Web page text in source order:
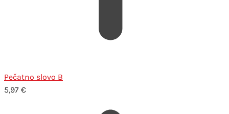
Pečatno slovo B
5,97 €